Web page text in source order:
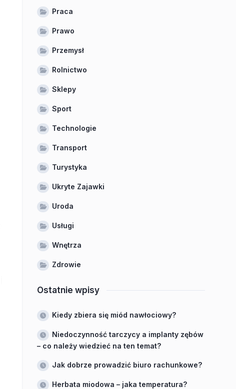
Praca
Prawo
Przemysł
Rolnictwo
Sklepy
Sport
Technologie
Transport
Turystyka
Ukryte Zajawki
Uroda
Usługi
Wnętrza
Zdrowie
Ostatnie wpisy
Kiedy zbiera się miód nawłociowy?
Niedoczynność tarczycy a implanty zębów
– co należy wiedzieć na ten temat?
Jak dobrze prowadzić biuro rachunkowe?
Herbata miodowa – jaka temperatura?